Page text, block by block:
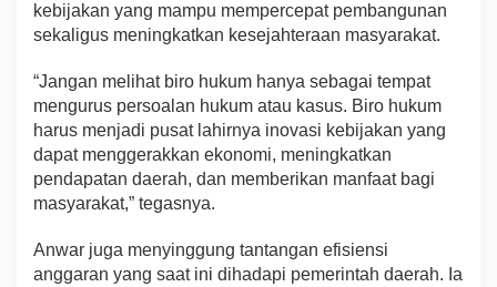
kebijakan yang mampu mempercepat pembangunan
sekaligus meningkatkan kesejahteraan masyarakat.
“Jangan melihat biro hukum hanya sebagai tempat
mengurus persoalan hukum atau kasus. Biro hukum
harus menjadi pusat lahirnya inovasi kebijakan yang
dapat menggerakkan ekonomi, meningkatkan
pendapatan daerah, dan memberikan manfaat bagi
masyarakat,” tegasnya.
Anwar juga menyinggung tantangan efisiensi
anggaran yang saat ini dihadapi pemerintah daerah. Ia